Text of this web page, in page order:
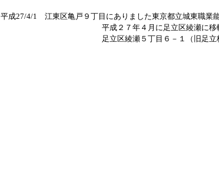
平成27/4/1
江東区亀戸９丁目にありました東京都立城東職業
平成２７年４月に足立区綾瀬に移転し、足立
足立区綾瀬５丁目６－１（旧足立